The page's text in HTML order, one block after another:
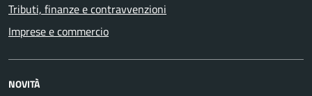
Tributi, finanze e contravvenzioni
Imprese e commercio
NOVITÀ